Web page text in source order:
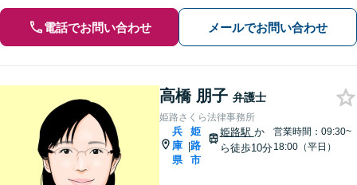
電話でお問い合わせ メールでお問い合わせ
高橋 朋子 弁護士
姫路さくら法律事務所
兵
庫
県
|
姫
路
市
姫路駅 か
ら徒歩10分
営業時間：09:30~
18:00（平日）